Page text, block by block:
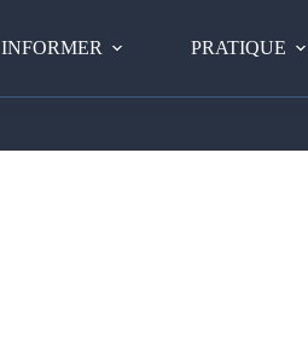
INFORMER PRATIQUE